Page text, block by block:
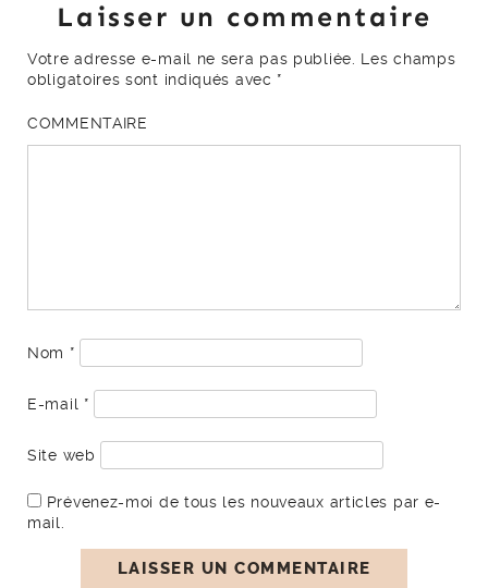
Laisser un commentaire
Votre adresse e-mail ne sera pas publiée.
Les champs
obligatoires sont indiqués avec *
COMMENTAIRE
Nom *
E-mail *
Site web
Prévenez-moi de tous les nouveaux articles par e-
mail.